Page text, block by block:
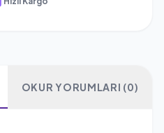
OKUR YORUMLARI (0)